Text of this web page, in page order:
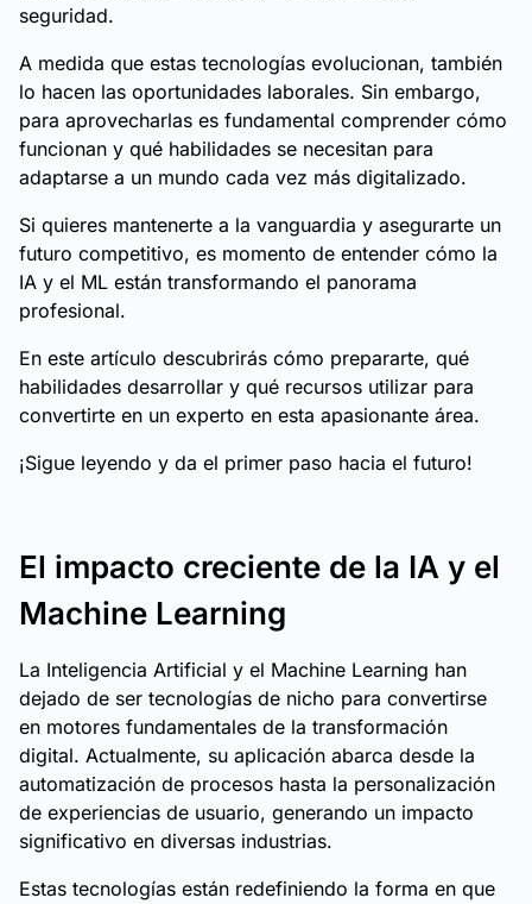
seguridad.
A medida que estas tecnologías evolucionan, también
lo hacen las oportunidades laborales. Sin embargo,
para aprovecharlas es fundamental comprender cómo
funcionan y qué habilidades se necesitan para
adaptarse a un mundo cada vez más digitalizado.
Si quieres mantenerte a la vanguardia y asegurarte un
futuro competitivo, es momento de entender cómo la
IA y el ML están transformando el panorama
profesional.
En este artículo descubrirás cómo prepararte, qué
habilidades desarrollar y qué recursos utilizar para
convertirte en un experto en esta apasionante área.
¡Sigue leyendo y da el primer paso hacia el futuro!
El impacto creciente de la IA y el
Machine Learning
La Inteligencia Artificial y el Machine Learning han
dejado de ser tecnologías de nicho para convertirse
en motores fundamentales de la transformación
digital. Actualmente, su aplicación abarca desde la
automatización de procesos hasta la personalización
de experiencias de usuario, generando un impacto
significativo en diversas industrias.
Estas tecnologías están redefiniendo la forma en que